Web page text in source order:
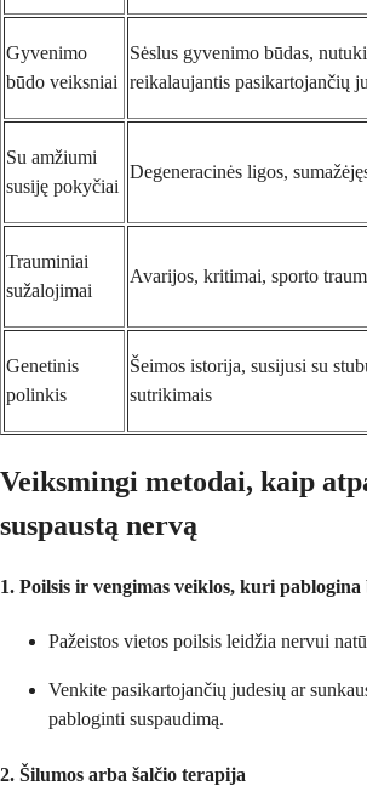
Gyvenimo
būdo veiksniai
Sėslus gyvenimo būdas,
reikalaujantis pasikartojančių
Su amžiumi
susiję pokyčiai
Degeneracinės ligos,
Trauminiai
sužalojimai
Avarijos, kritimai, sporto
Genetinis
polinkis
Šeimos istorija, susijusi su
sutrikimais
Veiksmingi metodai, kaip
suspaustą nervą
1. Poilsis ir vengimas veiklos, kuri pablogina
Pažeistos vietos poilsis leidžia nervui
Venkite pasikartojančių judesių ar
pabloginti suspaudimą.
2. Šilumos arba šalčio terapija